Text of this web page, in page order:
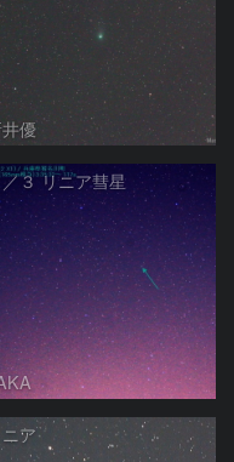
優
３ リニア彗星
ニア